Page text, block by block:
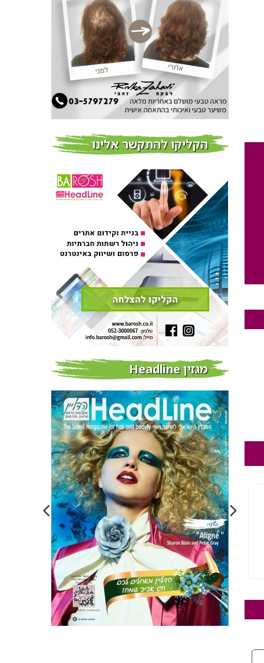
צמידי שיער – המומחים
לצמידי שיער ברמת השרון
חדשות
פרוברי PROBERRY מוצרי
שיער מבוססי גוג’י ברי
חדש על המדף
כובשת את השטח עם יום
הדרכה מוצלח נוסף
אירועים בארץ
הקליקו להתקשר אלינו
מגזין Headline